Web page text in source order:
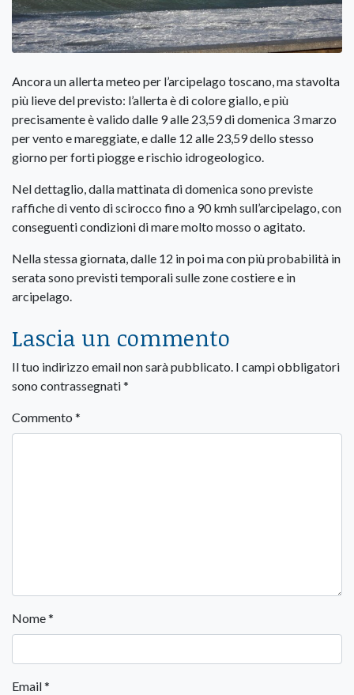
Ancora un allerta meteo per l’arcipelago toscano, ma stavolta
più lieve del previsto: l’allerta è di colore giallo, e più
precisamente è valido dalle 9 alle 23,59 di domenica 3 marzo
per vento e mareggiate, e dalle 12 alle 23,59 dello stesso
giorno per forti piogge e rischio idrogeologico.
Nel dettaglio, dalla mattinata di domenica sono previste
raffiche di vento di scirocco fino a 90 kmh sull’arcipelago, con
conseguenti condizioni di mare molto mosso o agitato.
Nella stessa giornata, dalle 12 in poi ma con più probabilità in
serata sono previsti temporali sulle zone costiere e in
arcipelago.
Lascia un commento
Il tuo indirizzo email non sarà pubblicato. I campi obbligatori
sono contrassegnati*
Commento *
Nome*
Email*